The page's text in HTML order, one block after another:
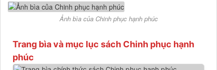
Ảnh bìa của Chinh phục hạnh phúc
Trang bìa và mục lục sách Chinh phục hạnh
phúc